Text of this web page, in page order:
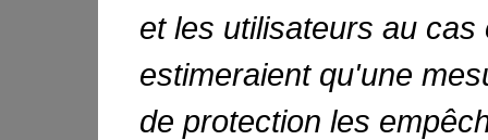
et les utilisateurs au cas
estimeraient qu'une
de protection les